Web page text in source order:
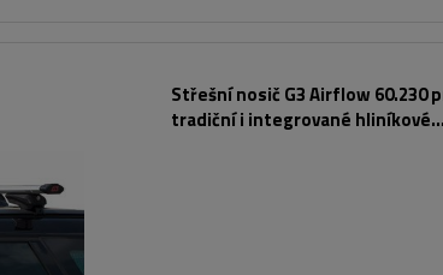
Střešní nosič G3 Airflow 60.230
tradiční i integrované hliníkové